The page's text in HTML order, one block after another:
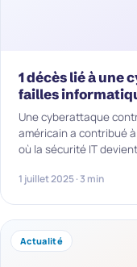
1 décès lié à une
failles
Une cyberattaque
américain a contribué
où la sécurité IT
1 juillet 2025 · 3 min
Actualité